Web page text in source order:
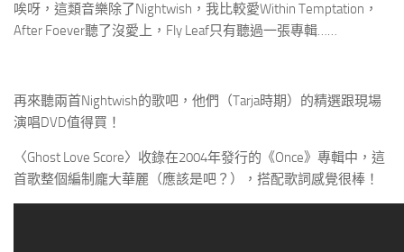
唉呀，這類音樂除了Nightwish，我比較愛Within Temptation，
After Foever聽了沒愛上，Fly Leaf只有聽過一張專輯……
再來聽兩首Nightwish的歌吧，他們（Tarja時期）的精選跟現場
演唱DVD值得買！
〈Ghost Love Score〉收錄在2004年發行的《Once》專輯中，這
首歌整個編制龐大華麗（應該是吧？），搭配歌詞感覺很棒！